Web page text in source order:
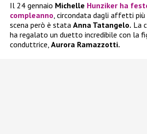
Il 24 gennaio Michelle Hunziker ha
compleanno, circondata dagli affetti più
scena però è stata Anna Tatangelo. La
ha regalato un duetto incredibile con la
conduttrice, Aurora Ramazzotti.